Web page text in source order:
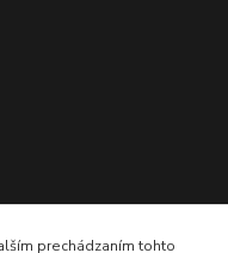
prechádzaním tohto